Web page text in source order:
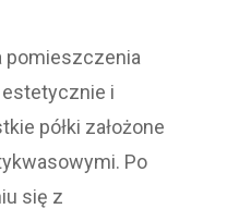
pomieszczenia
estetycznie i
półki założone
Po
się z